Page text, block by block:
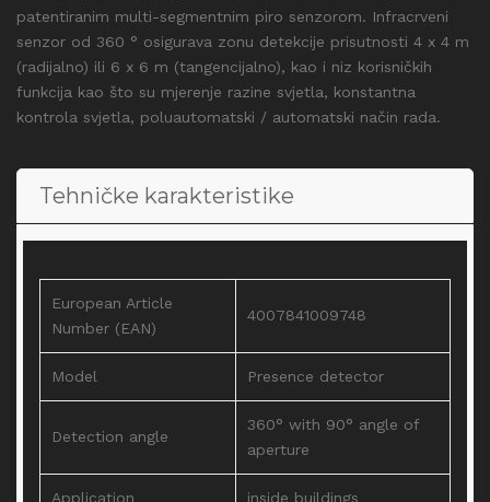
patentiranim multi-segmentnim piro senzorom. Infracrveni
senzor od 360 ° osigurava zonu detekcije prisutnosti 4 x 4 m
(radijalno) ili 6 x 6 m (tangencijalno), kao i niz korisničkih
funkcija kao što su mjerenje razine svjetla, konstantna
kontrola svjetla, poluautomatski / automatski način rada.
Tehničke karakteristike
European Article
Number (EAN)
4007841009748
Model Presence detector
Detection angle
360° with 90° angle of
aperture
Application inside buildings